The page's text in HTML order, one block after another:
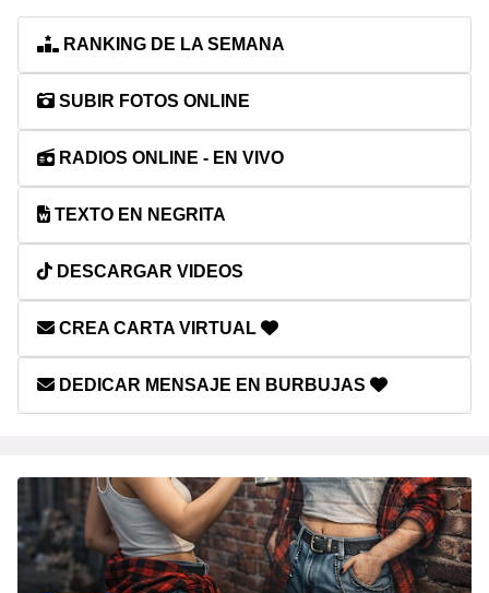
RANKING DE LA SEMANA
SUBIR FOTOS ONLINE
RADIOS ONLINE - EN VIVO
TEXTO EN NEGRITA
DESCARGAR VIDEOS
CREA CARTA VIRTUAL
DEDICAR MENSAJE EN BURBUJAS